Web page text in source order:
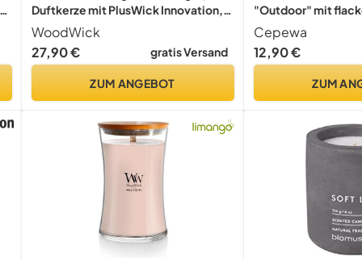
Duftkerze mit PlusWick Innovation,
Seaside Mimosa
WoodWick
27,90 €
gratis Versand
ZUM ANGEBOT
"Outdoor" mit
warmweiß inkl. 5h
Batterie
Cepewa
12,90 €
ZUM